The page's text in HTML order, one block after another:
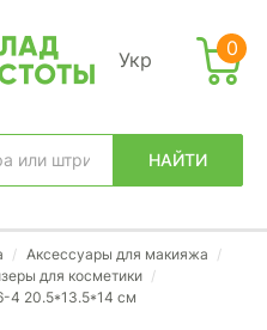
Укр
НАЙТИ
вход
0
/ Аксессуары для макияжа /
для косметики /
4 20.5*13.5*14 см